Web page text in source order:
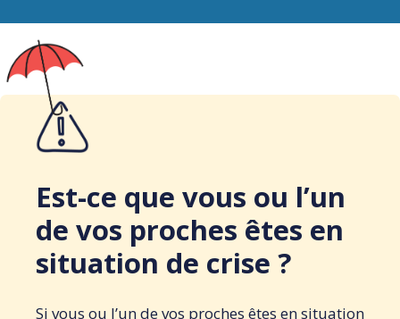
Est-ce que vous ou l’un
de vos proches êtes en
situation de crise ?
Si vous ou l’un de vos proches êtes en situation